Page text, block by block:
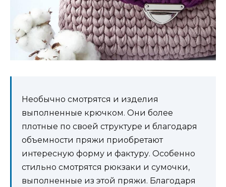
Необычно смотрятся и изделия
выполненные крючком. Они более
плотные по своей структуре и благодаря
объемности пряжи приобретают
интересную форму и фактуру. Особенно
стильно смотрятся рюкзаки и сумочки,
выполненные из этой пряжи. Благодаря